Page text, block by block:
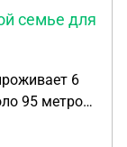
семье для
6
95 метров,